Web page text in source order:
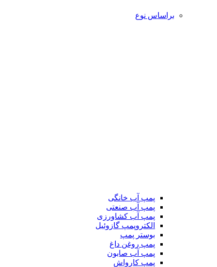
براساس نوع
پمپ آب خانگی
پمپ آب صنعتی
پمپ آب کشاورزی
الکتروپمپ گازوئیل
بوستر پمپ
پمپ روغن داغ
پمپ آب صابون
پمپ کارواش